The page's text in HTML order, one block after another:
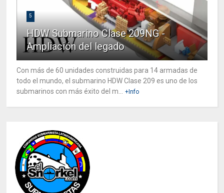
5
HDW Submarino Clase 209NG -
Ampliación del legado
Con más de 60 unidades construidas para 14 armadas de
todo el mundo, el submarino HDW Clase 209 es uno de los
submarinos con más éxito del m... +Info